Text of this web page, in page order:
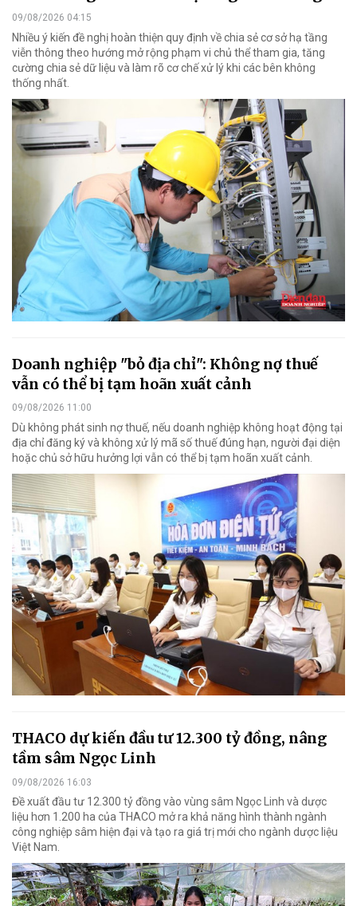
09/08/2026 04:15
Nhiều ý kiến đề nghị hoàn thiện quy định về chia sẻ cơ sở hạ tầng
viễn thông theo hướng mở rộng phạm vi chủ thể tham gia, tăng
cường chia sẻ dữ liệu và làm rõ cơ chế xử lý khi các bên không
thống nhất.
Doanh nghiệp "bỏ địa chỉ": Không nợ thuế
vẫn có thể bị tạm hoãn xuất cảnh
09/08/2026 11:00
Dù không phát sinh nợ thuế, nếu doanh nghiệp không hoạt động tại
địa chỉ đăng ký và không xử lý mã số thuế đúng hạn, người đại diện
hoặc chủ sở hữu hưởng lợi vẫn có thể bị tạm hoãn xuất cảnh.
THACO dự kiến đầu tư 12.300 tỷ đồng, nâng
tầm sâm Ngọc Linh
09/08/2026 16:03
Đề xuất đầu tư 12.300 tỷ đồng vào vùng sâm Ngọc Linh và dược
liệu hơn 1.200 ha của THACO mở ra khả năng hình thành ngành
công nghiệp sâm hiện đại và tạo ra giá trị mới cho ngành dược liệu
Việt Nam.